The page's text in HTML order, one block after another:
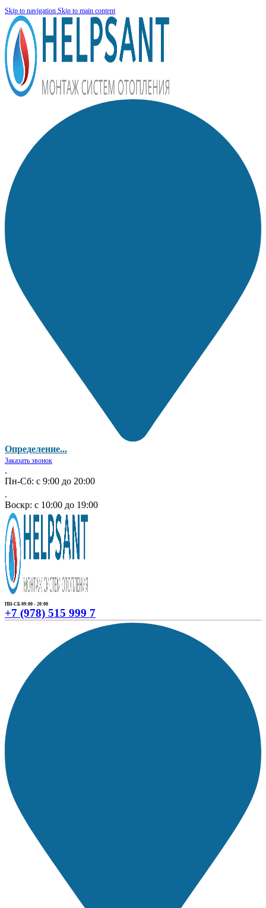
Skip to navigation Skip to main content
Определение...
Заказать звонок
.
Пн-Сб: с 9:00 до 20:00
.
Воскр: с 10:00 до 19:00
ПН-СБ 09:00 - 20:00
+7 (978) 515 999 7